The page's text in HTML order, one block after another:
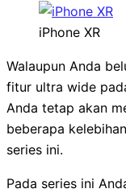
iPhone XR
Walaupun Anda
fitur ultra wide
Anda tetap akan
beberapa
series ini.
Pada series ini